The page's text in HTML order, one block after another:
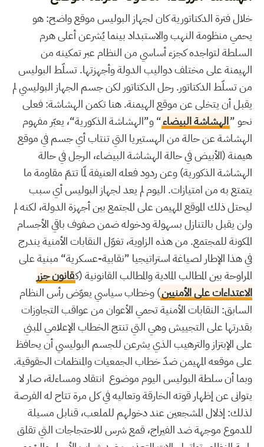
خلال فترة الدكتاتورية كان لجهاز البوليس موقع واضح: هو
يحمي منظومة النهب والاستبداد بينما يُشرعن أعلى هرم
السلطة لتواجده كجزء أساسي من النظام عبر تمكينه من
الهيمنة على مختلف دواليب الدولة وأجهزتها. تسلّط البوليس
من تسلّط الدكتاتور. رحل الدكتاتور لكن جسم الجهاز البوليسي لم
يقبل أن يتخلى عن موقع الهيمنة. هنا تكمن الهشاشة: فعلى
نحو ”الهشاشة البيضاء“ و”الهشاشة الذكورية“، يعبّر مفهوم
الهشاشة عن حالة من الهستيريا التي تنتاب أي جسم في موقع
هيمنة (الأبيض في حالة الهشاشة البيضاء، الرجل في حالة
الهشاشة الذكورية) وعن ردود فعله العنيفة لمّا تتمّ مقاومة ما
يتمتع به من امتيازات. اليوم لم يعد لجهاز البوليس أي سبب
ليحتل ذلك الموقع المهيمن على المجتمع بين أجهزة الدولة، لكنه لم
ولن يقبل بالتنازل بسهولة ودخوله ضمن صفوف باقي الأجسام
المكونة للمجتمع. من هذه الزاوية، تغوّل النقابات الأمنية يندرج
في هذا الإطار لصياغة استراتيجيا ”نقابية-عسكرية“ مبنية على
المراوحة بين المطالب المادية والمطالب القانونية (كقانون جزر
الاعتداءات على الأمنيين) وخطاب سياسي يعوّض رأس النظام
السابق: النقابات الأمنية تحمي الأعوان من عواقب التجاوزات
بقدرتها على التجييش وهي التي تنتج الخطاب الإعلامي المبني
على الإبتزاز والترهيب الذي يشرعن للجسم البوليسي أن يحافظ
على موقعه المهيمن ضدّ خطاب الجمعيات والمنظمات الحقوقية.
وبما أن سلطة البوليس اليوم موضوع انتقاد ومساءلة، صار لا
يتوانى عن إظهار قوته الخارقة وتعاليه في كل مرة تتاح له الفرصة
لذلك: إذلال المشجعين عند دخولهم للملعب، قنابل مسيلة
للدموع موجهة ضد الفيراج، قمع شرس للاحتجاجات التي تقلق